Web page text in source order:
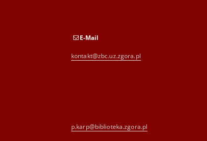
E-Mail
kontakt@zbc.uz.zgora.pl
p.karp@biblioteka.zgora.pl